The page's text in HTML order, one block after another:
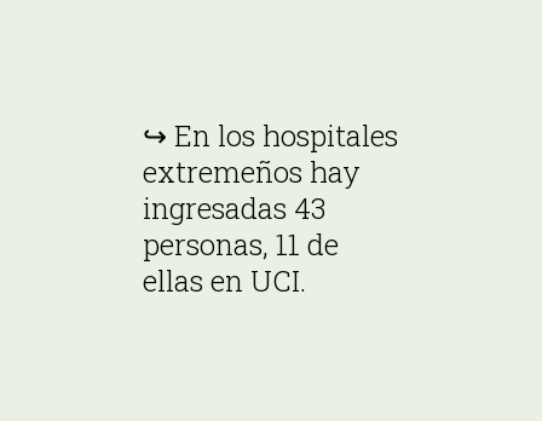
↪ En los hospitales
extremeños hay
ingresadas 43
personas, 11 de
ellas en UCI.